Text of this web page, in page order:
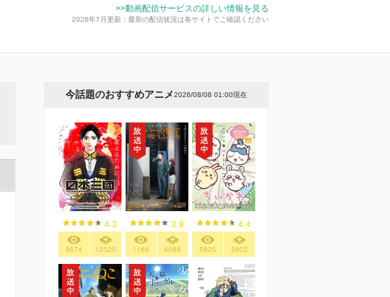
>>動画配信サービスの詳しい情報を見る
2026年7月更新：最新の配信状況は各サイトでご確認ください
今話題のおすすめアニメ2026/08/08 01:00現在
4.3
9674 12520
3.8
1166 4098
4.4
5825 2802